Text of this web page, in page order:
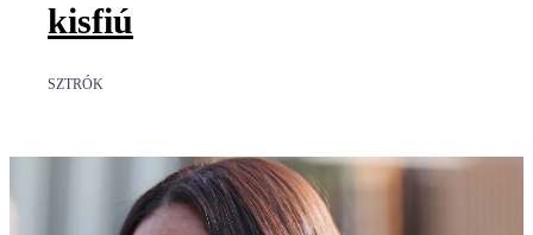
kisfiú
SZTRÓK